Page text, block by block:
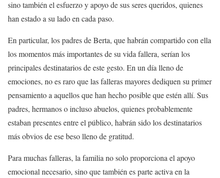
sino también el esfuerzo y apoyo de sus seres queridos, quienes
han estado a su lado en cada paso.
En particular, los padres de Berta, que habrán compartido con ella
los momentos más importantes de su vida fallera, serían los
principales destinatarios de este gesto. En un día lleno de
emociones, no es raro que las falleras mayores dediquen su primer
pensamiento a aquellos que han hecho posible que estén allí. Sus
padres, hermanos o incluso abuelos, quienes probablemente
estaban presentes entre el público, habrán sido los destinatarios
más obvios de ese beso lleno de gratitud.
Para muchas falleras, la familia no solo proporciona el apoyo
emocional necesario, sino que también es parte activa en la